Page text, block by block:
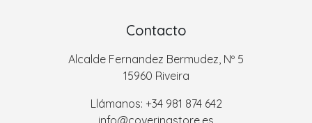
Contacto
Alcalde Fernandez Bermudez, Nº 5
15960 Riveira
Llámanos: +34 981 874 642
info@coveringstore.es